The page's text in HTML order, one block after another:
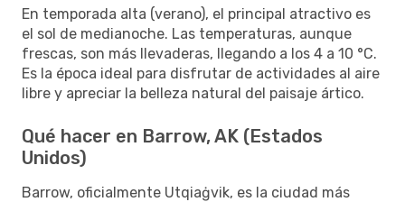
En temporada alta (verano), el principal atractivo es
el sol de medianoche. Las temperaturas, aunque
frescas, son más llevaderas, llegando a los 4 a 10 °C.
Es la época ideal para disfrutar de actividades al aire
libre y apreciar la belleza natural del paisaje ártico.
Qué hacer en Barrow, AK (Estados
Unidos)
Barrow, oficialmente Utqiaġvik, es la ciudad más